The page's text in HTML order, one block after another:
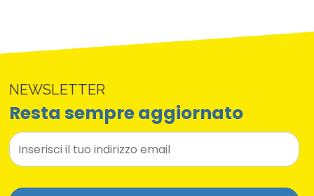
NEWSLETTER
Resta sempre aggiornato